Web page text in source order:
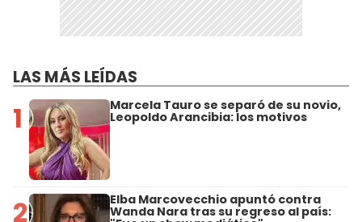
LAS MÁS LEÍDAS
1 Marcela Tauro se separó de su novio,
Leopoldo Arancibia: los motivos
2 Elba Marcovecchio apuntó contra
Wanda Nara tras su regreso al país: